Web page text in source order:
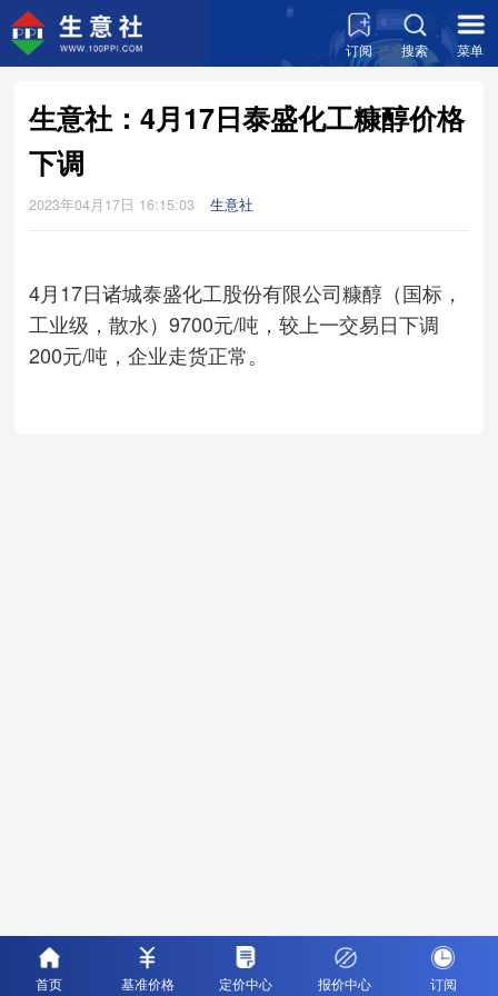
订阅 搜索 菜单
生意社：4月17日泰盛化工糠醇价格
下调
2023年04月17日 16:15:03 生意社
4月17日诸城泰盛化工股份有限公司糠醇（国标，
工业级，散水）9700元/吨，较上一交易日下调
200元/吨，企业走货正常。
首页 基准价格 定价中心 报价中心 订阅